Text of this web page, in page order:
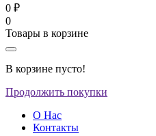
0 ₽
0
Товары в корзине
В корзине пусто!
Продолжить покупки
О Нас
Контакты